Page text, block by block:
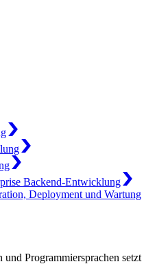
Backend-Entwicklung
Deployment und Wartung
Programmiersprachen setzt